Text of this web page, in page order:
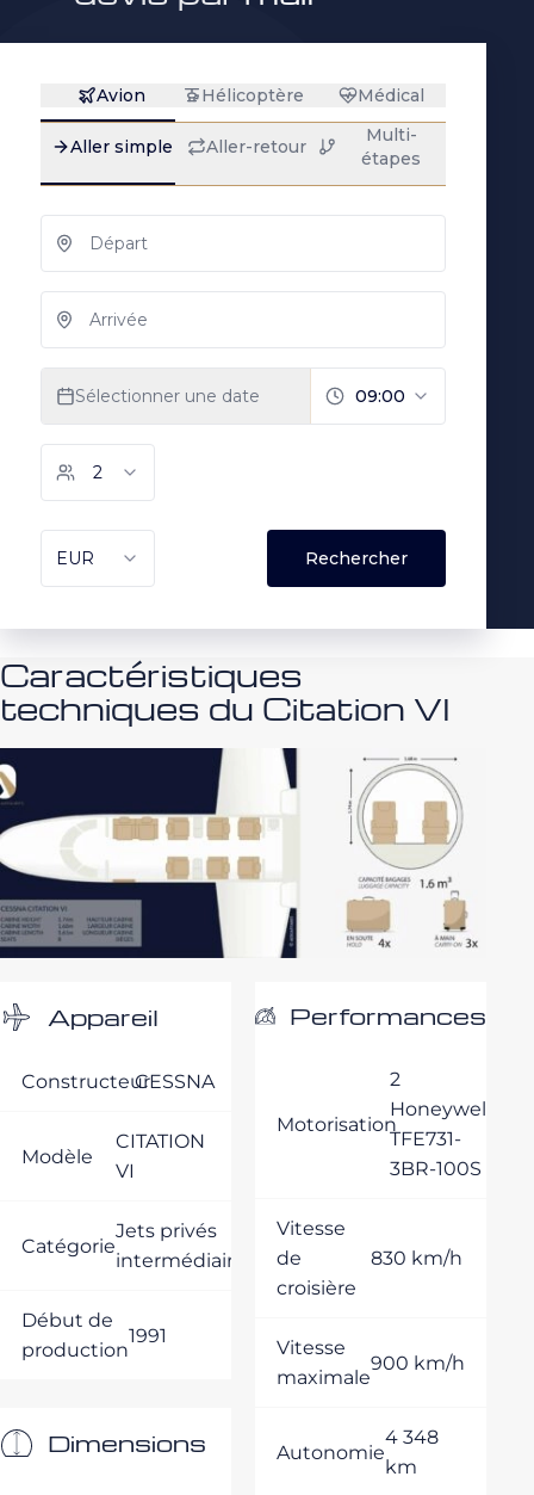
Caractéristiques
techniques du Citation VI
Appareil
ConstructeurCESSNA
Modèle
CITATION
VI
Catégorie
Jets privés
intermédiaires
Début de
production
1991
Dimensions
Performances
Motorisation
2
Honeywell
TFE731-
3BR-100S
Vitesse
de
croisière
830 km/h
Vitesse
maximale
900 km/h
Autonomie
4 348
km